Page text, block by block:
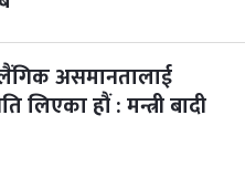
असमानतालाई
लिएका हौं : मन्त्री बादी